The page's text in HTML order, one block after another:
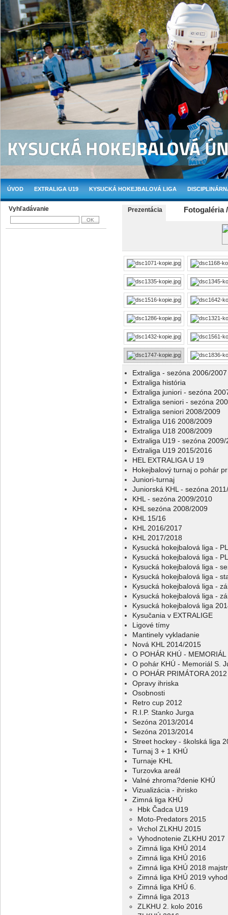
ÚVOD EXTRALIGA U19 KYSUCKÁ HOKEJBALOVÁ LIGA
Vyhľadávanie Prezentácia Fotogaléria
Extraliga - sezóna 2006/2007
Extraliga história
Extraliga juniori - sezóna
Extraliga seniori - sezóna
Extraliga seniori 2008/2009
Extraliga U16 2008/2009
Extraliga U18 2008/2009
Extraliga U19 - sezóna 2009/
Extraliga U19 2015/2016
HEL EXTRALIGA U 19
Hokejbalový turnaj o pohár
Juniori-turnaj
Juniorská KHL - sezóna
KHL - sezóna 2009/2010
KHL sezóna 2008/2009
KHL 15/16
KHL 2016/2017
KHL 2017/2018
Kysucká hokejbalová liga -
Kysucká hokejbalová liga -
Kysucká hokejbalová liga -
Kysucká hokejbalová liga -
Kysucká hokejbalová liga -
Kysucká hokejbalová liga -
Kysucká hokejbalová liga
Kysučania v EXTRALIGE
Ligové tímy
Mantinely vykladanie
Nová KHL 2014/2015
O POHÁR KHÚ - MEMORIÁL
O pohár KHÚ - Memoriál S.
O POHÁR PRIMÁTORA 2012
Opravy ihriska
Osobnosti
Retro cup 2012
R.I.P. Stanko Jurga
Sezóna 2013/2014
Sezóna 2013/2014
Street hockey - školská liga
Turnaj 3 + 1 KHÚ
Turnaje KHL
Turzovka areál
Valné zhroma?denie KHÚ
Vizualizácia - ihrisko
Zimná liga KHÚ
Hbk Čadca U19
Moto-Predators 2015
Vrchol ZLKHU 2015
Vyhodnotenie ZLKHU 2017
Zimná liga KHÚ 2014
Zimná liga KHÚ 2016
Zimná liga KHÚ 2018
Zimná liga KHÚ 2019
Zimná liga KHÚ 6.
Zimná liga 2013
ZLKHU 2. kolo 2016